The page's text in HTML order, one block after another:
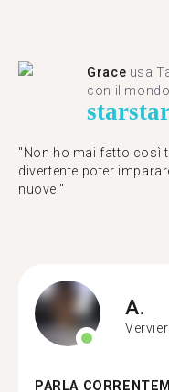
Grace usa
con il mondo.
star
"Non ho mai fatto così
divertente poter
nuove."
A.
PARLA